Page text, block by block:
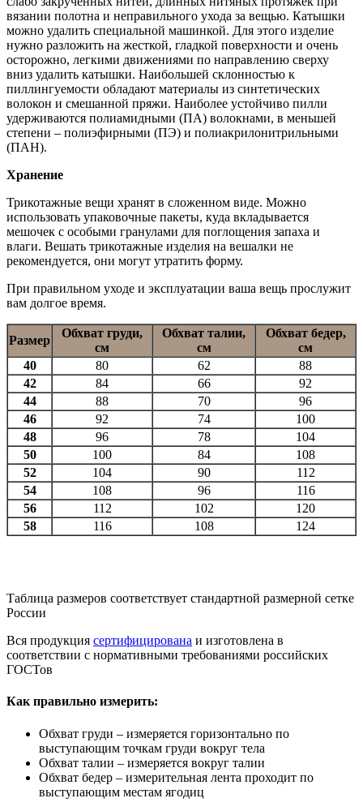
вязании полотна и неправильного ухода за вещью. Катышки
можно удалить специальной машинкой. Для этого изделие
нужно разложить на жесткой, гладкой поверхности и очень
осторожно, легкими движениями по направлению сверху
вниз удалить катышки. Наибольшей склонностью к
пиллингуемости обладают материалы из синтетических
волокон и смешанной пряжи. Наиболее устойчиво пилли
удерживаются полиамидными (ПА) волокнами, в меньшей
степени – полиэфирными (ПЭ) и полиакрилонитрильными
(ПАН).
Хранение
Трикотажные вещи хранят в сложенном виде. Можно
использовать упаковочные пакеты, куда вкладывается
мешочек с особыми гранулами для поглощения запаха и
влаги. Вешать трикотажные изделия на вешалки не
рекомендуется, они могут утратить форму.
При правильном уходе и эксплуатации ваша вещь прослужит
вам долгое время.
Размер
Обхват груди,
см
Обхват талии,
см
Обхват бедер,
см
40
80 62
88
42
84 66
92
44
88 70
96
46
92 74
100
48
96 78
104
50
100 84
108
52
104 90
112
54
108 96
116
56
112 102
120
58
116 108 124
Таблица размеров соответствует стандартной размерной сетке
России
Вся продукция сертифицирована и изготовлена в
соответствии с нормативными требованиями российских
ГОСТов
Как правильно измерить:
Обхват груди – измеряется горизонтально по
выступающим точкам груди вокруг тела
Обхват талии – измеряется вокруг талии
Обхват бедер – измерительная лента проходит по
выступающим местам ягодиц